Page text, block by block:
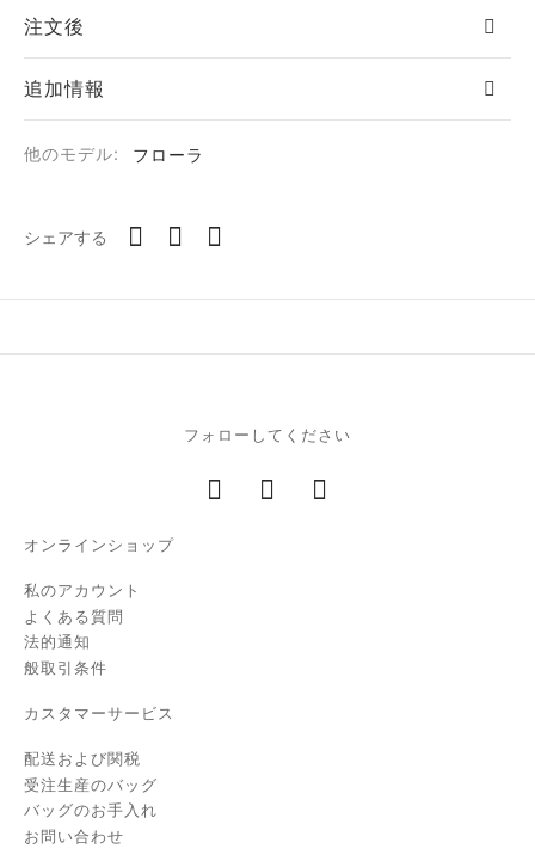
注文後
追加情報
他のモデル: フローラ
シェアする
フォローしてください
オンラインショップ
私のアカウント
よくある質問
法的通知
般取引条件
カスタマーサービス
配送および関税
受注生産のバッグ
バッグのお手入れ
お問い合わせ